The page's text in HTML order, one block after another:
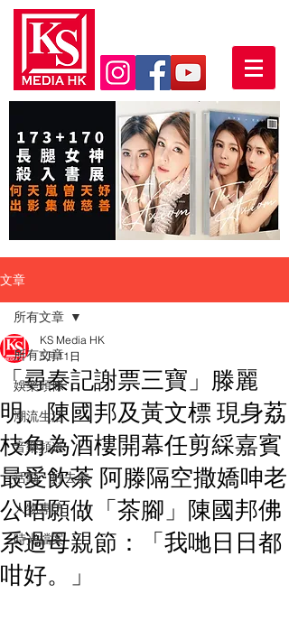
文章
所有文章
娛樂頭條
潮流生活
音樂頻道
活動・好去處
人物專訪
時光檔案
所有文章
「尋秦記謝票三寶」滕麗
明、陳國邦及黃文標 現身荔
枝角為酒樓開幕任剪綵嘉賓
最愛飲茶 阿滕隔空撒嬌呻老
公唔願做「茶腳」陳國邦佛
系過母親節：「我哋日日都
咁好。」
KS Media HK
5月11日